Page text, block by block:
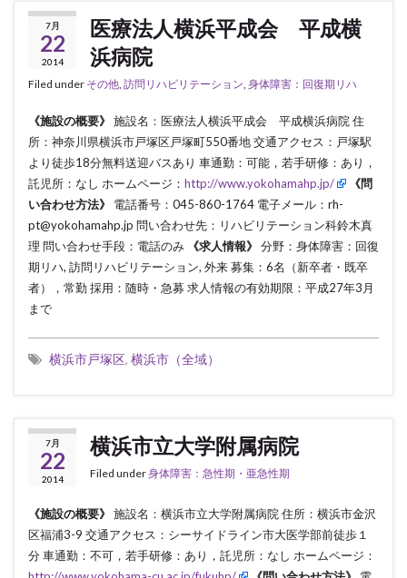
7月
22
2014
医療法人横浜平成会 平成横
浜病院
Filed under その他, 訪問リハビリテーション, 身体障害：回復期リハ
《施設の概要》
施設名：医療法人横浜平成会 平成横浜病院 住
所：神奈川県横浜市戸塚区戸塚町550番地 交通アクセス：戸塚駅
より徒歩18分無料送迎バスあり 車通勤：可能，若手研修：あり，
託児所：なし ホームページ： http://www.yokohamahp.jp/
《問
い合わせ方法》
電話番号：045-860-1764 電子メール：rh-
pt@yokohamahp.jp 問い合わせ先：リハビリテーション科鈴木真
理 問い合わせ手段：電話のみ
《求人情報》
分野：身体障害：回復
期リハ, 訪問リハビリテーション, 外来 募集：6名（新卒者・既卒
者），常勤 採用：随時・急募 求人情報の有効期限：平成27年3月
まで
横浜市戸塚区, 横浜市（全域）
7月
22
2014
横浜市立大学附属病院
Filed under身体障害：急性期・亜急性期
《施設の概要》
施設名：横浜市立大学附属病院 住所：横浜市金沢
区福浦3-9 交通アクセス：シーサイドライン市大医学部前徒歩１
分 車通勤：不可，若手研修：あり，託児所：なし ホームページ：